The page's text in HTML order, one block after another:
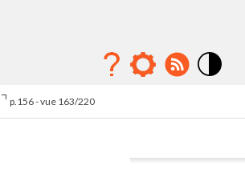
p.156 - vue 163/220